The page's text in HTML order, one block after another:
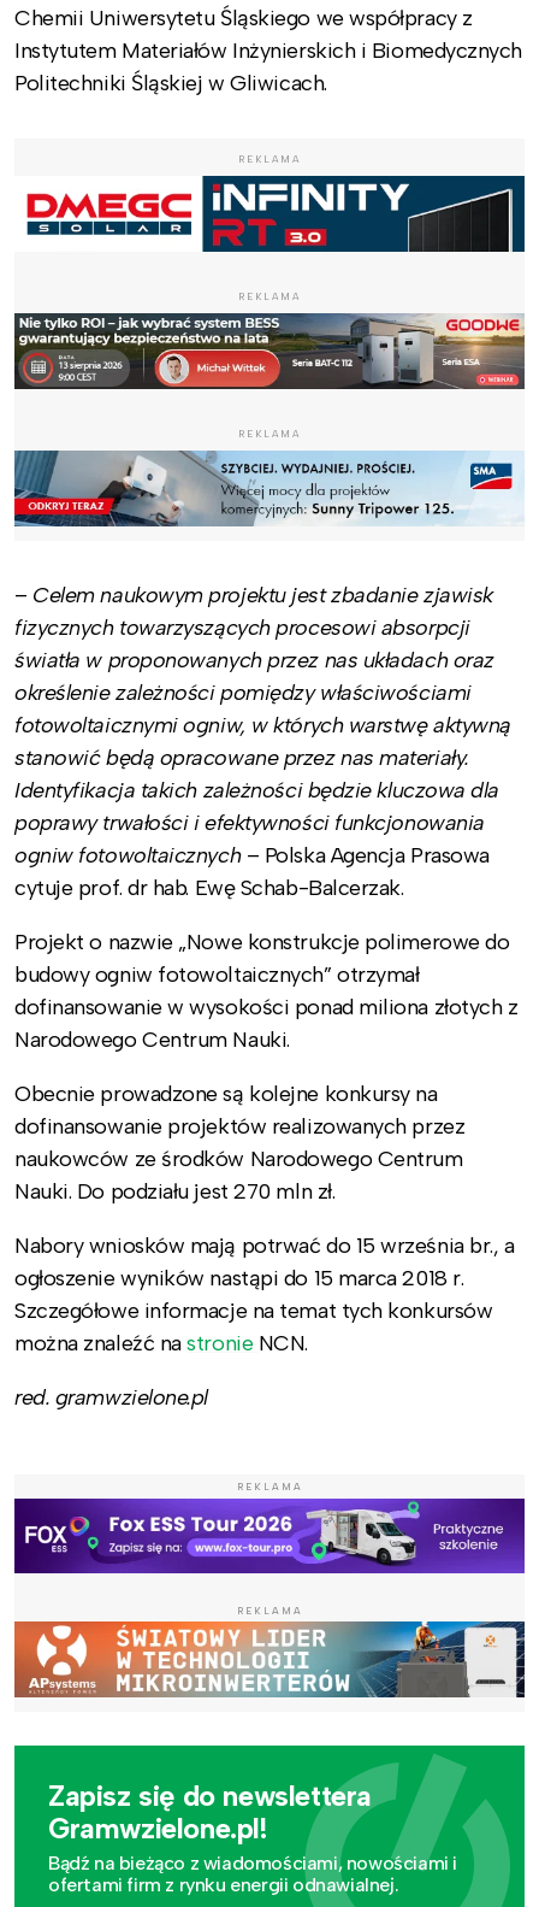
Chemii Uniwersytetu Śląskiego we współpracy z
Instytutem Materiałów Inżynierskich i Biomedycznych
Politechniki Śląskiej w Gliwicach.
REKLAMA
REKLAMA
REKLAMA
– Celem naukowym projektu jest zbadanie zjawisk
fizycznych towarzyszących procesowi absorpcji
światła w proponowanych przez nas układach oraz
określenie zależności pomiędzy właściwościami
fotowoltaicznymi ogniw, w których warstwę aktywną
stanowić będą opracowane przez nas materiały.
Identyfikacja takich zależności będzie kluczowa dla
poprawy trwałości i efektywności funkcjonowania
ogniw fotowoltaicznych – Polska Agencja Prasowa
cytuje prof. dr hab. Ewę Schab-Balcerzak.
Projekt o nazwie „Nowe konstrukcje polimerowe do
budowy ogniw fotowoltaicznych” otrzymał
dofinansowanie w wysokości ponad miliona złotych z
Narodowego Centrum Nauki.
Obecnie prowadzone są kolejne konkursy na
dofinansowanie projektów realizowanych przez
naukowców ze środków Narodowego Centrum
Nauki. Do podziału jest 270 mln zł.
Nabory wniosków mają potrwać do 15 września br., a
ogłoszenie wyników nastąpi do 15 marca 2018 r.
Szczegółowe informacje na temat tych konkursów
można znaleźć nastronie NCN.
red. gramwzielone.pl
REKLAMA
REKLAMA
Zapisz się do newslettera
Gramwzielone.pl!
Bądź na bieżąco z wiadomościami, nowościami i
ofertami firm z rynku energii odnawialnej.